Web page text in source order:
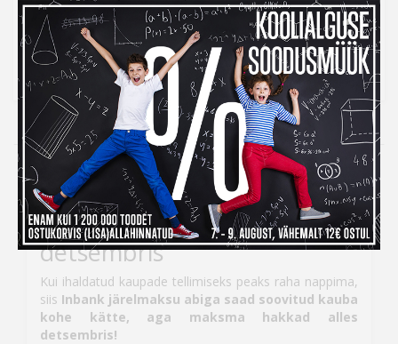
Toode on laos, tarneaeg 1-2 tööpäeva
See toode tuuakse sulle tasuta koju kätte
14 päeva tagastusõigus internetist ostmisel
Kampaania
Inbank järelmaksuga ostes
maksad kauba eest alles
detsembris
Kui ihaldatud kaupade tellimiseks peaks raha nappima,
siis Inbank järelmaksu abiga saad soovitud kauba
kohe kätte, aga maksma hakkad alles
detsembris!